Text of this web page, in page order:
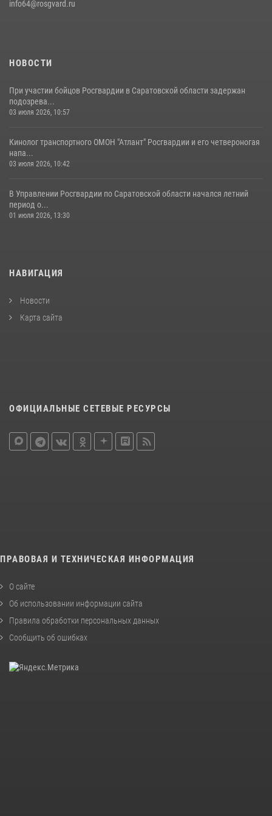
05 августа 2026, 12:55
07 августа 2026, 11:35
info64@rosgvard.ru
НОВОСТИ
При участии бойцов Росгвардии в Саратовской области задержан
подозрева...
03 июля 2026, 10:57
Кинолог транспортного ОМОН "Атлант" Росгвардии и его четвероногая
напа...
03 июля 2026, 10:42
В Управлении Росгвардии по Саратовской области начался летний
период о...
01 июля 2026, 13:30
НАВИГАЦИЯ
Новости
Карта сайта
ОФИЦИАЛЬНЫЕ СЕТЕВЫЕ РЕСУРСЫ
ПРАВОВАЯ И ТЕХНИЧЕСКАЯ ИНФОРМАЦИЯ
О сайте
Об использовании информации сайта
Правила обработки персональных данных
Сообщить об ошибках